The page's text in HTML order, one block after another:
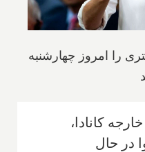
را امروز چهارشنبه
کانادا،
در حال